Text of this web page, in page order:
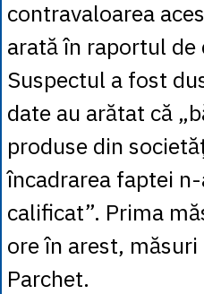
contravaloarea
arată în raportul de
Suspectul a fost
date au arătat că
produse din
încadrarea faptei
calificat”. Prima
ore în arest,
Parchet.